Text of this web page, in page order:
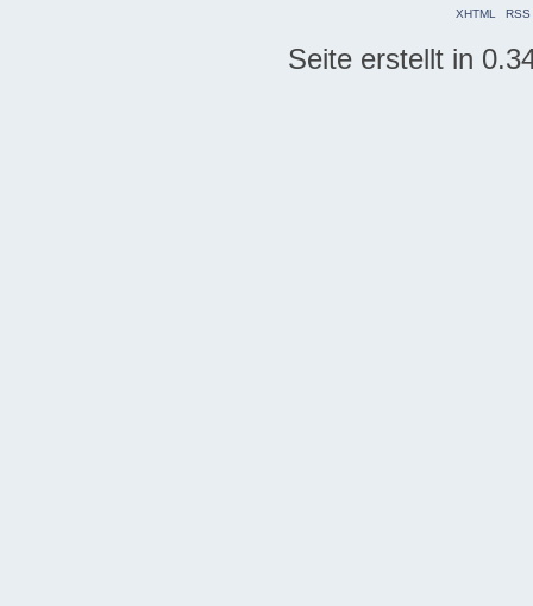
XHTML RSS
Seite erstellt in